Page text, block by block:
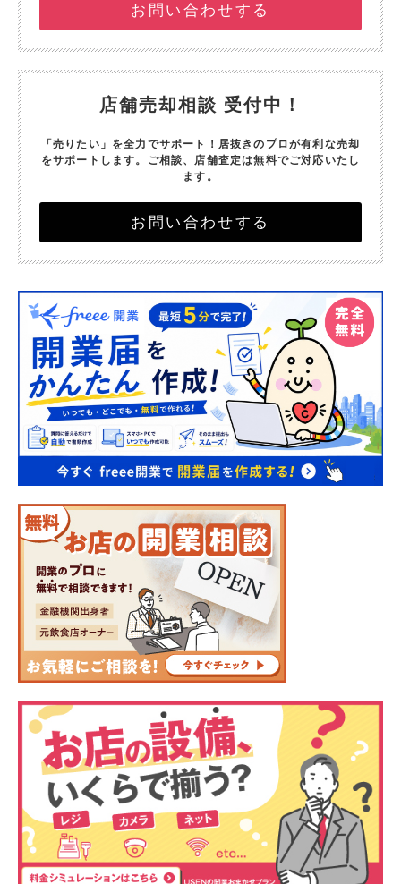
お問い合わせする
店舗売却相談 受付中！
「売りたい」を全力でサポート！ 居抜きのプロが有利な売却
をサポートします。 ご相談、店舗査定は無料でご対応いたし
ます。
お問い合わせする